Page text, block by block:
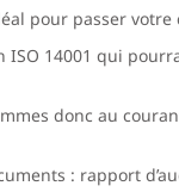
pour passer votre
ISO 14001 qui
donc au
: rapport